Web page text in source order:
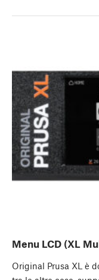
Menu LCD (XL
Original Prusa XL è